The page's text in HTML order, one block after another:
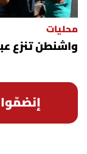
محليات
واشنطن تنزع